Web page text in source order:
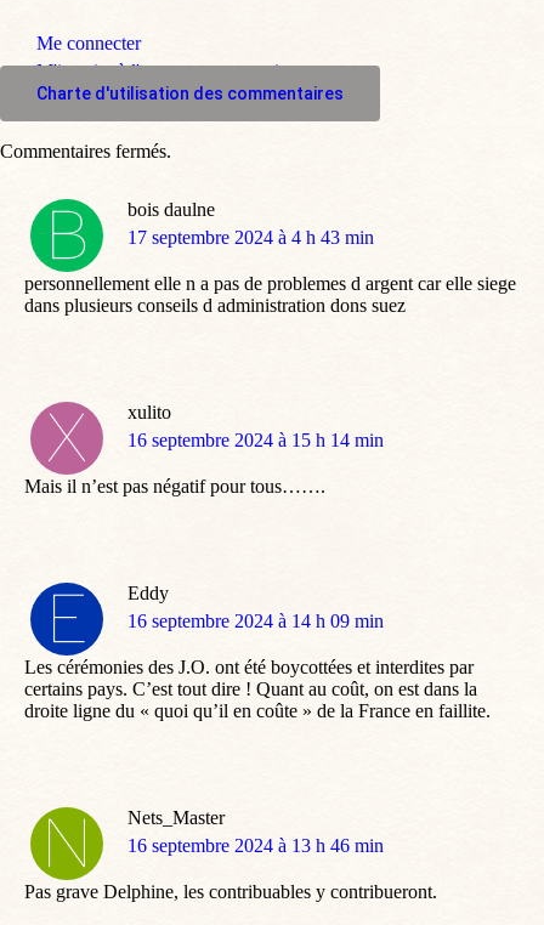
Me connecter
M'inscrire à l'espace commentaire
Charte d'utilisation des commentaires
bois daulne
dit
17 septembre 2024 à 4 h 43 min
personnellement elle n a pas de problemes d argent car elle siege
dans plusieurs conseils d administration dons suez
xulito
dit
16 septembre 2024 à 15 h 14 min
Mais il n’est pas négatif pour tous…….
Eddy
dit
16 septembre 2024 à 14 h 09 min
Les cérémonies des J.O. ont été boycottées et interdites par
certains pays. C’est tout dire ! Quant au coût, on est dans la
droite ligne du « quoi qu’il en coûte » de la France en faillite.
Nets_Master
dit
16 septembre 2024 à 13 h 46 min
Pas grave Delphine, les contribuables y contribueront.
Commentaires fermés.